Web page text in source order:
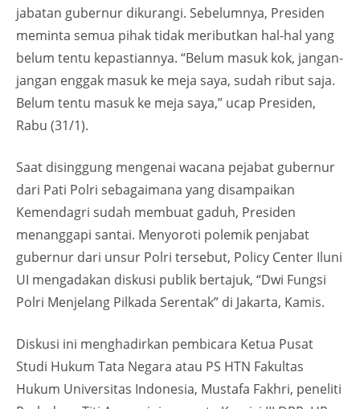
jabatan gubernur dikurangi. Sebelumnya, Presiden
meminta semua pihak tidak meributkan hal-hal yang
belum tentu kepastiannya. “Belum masuk kok, jangan-
jangan enggak masuk ke meja saya, sudah ribut saja.
Belum tentu masuk ke meja saya,” ucap Presiden,
Rabu (31/1).
Saat disinggung mengenai wacana pejabat gubernur
dari Pati Polri sebagaimana yang disampaikan
Kemendagri sudah membuat gaduh, Presiden
menanggapi santai. Menyoroti polemik penjabat
gubernur dari unsur Polri tersebut, Policy Center Iluni
UI mengadakan diskusi publik bertajuk, “Dwi Fungsi
Polri Menjelang Pilkada Serentak” di Jakarta, Kamis.
Diskusi ini menghadirkan pembicara Ketua Pusat
Studi Hukum Tata Negara atau PS HTN Fakultas
Hukum Universitas Indonesia, Mustafa Fakhri, peneliti